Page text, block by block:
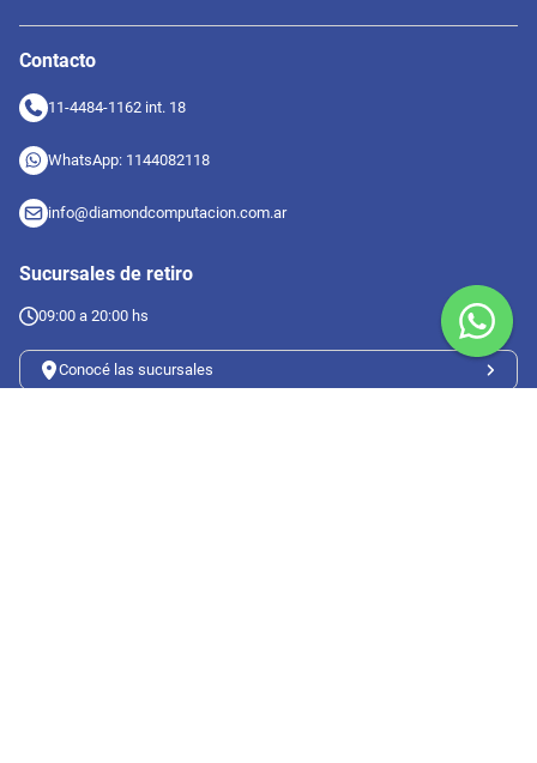
Contacto
11-4484-1162 int. 18
WhatsApp: 1144082118
info@diamondcomputacion.com.ar
Sucursales de retiro
09:00 a 20:00 hs
Conocé las sucursales